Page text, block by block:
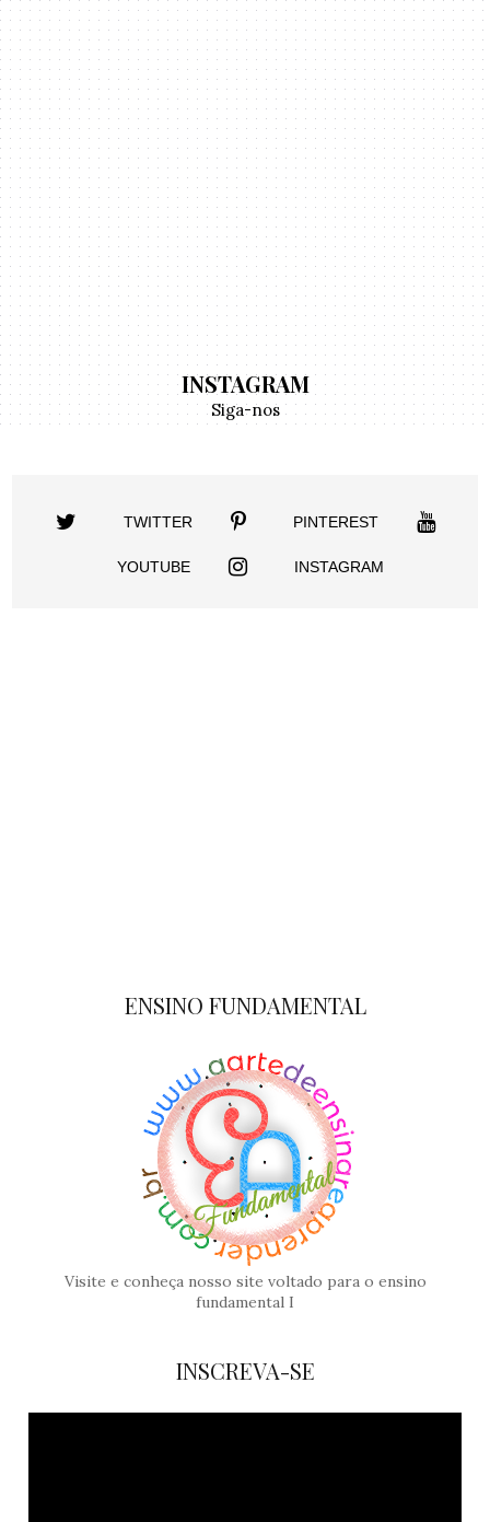
INSTAGRAM
Siga-nos
TWITTER PINTEREST
YOUTUBE INSTAGRAM
ENSINO FUNDAMENTAL
Visite e conheça nosso site voltado para o ensino
fundamental I
INSCREVA-SE